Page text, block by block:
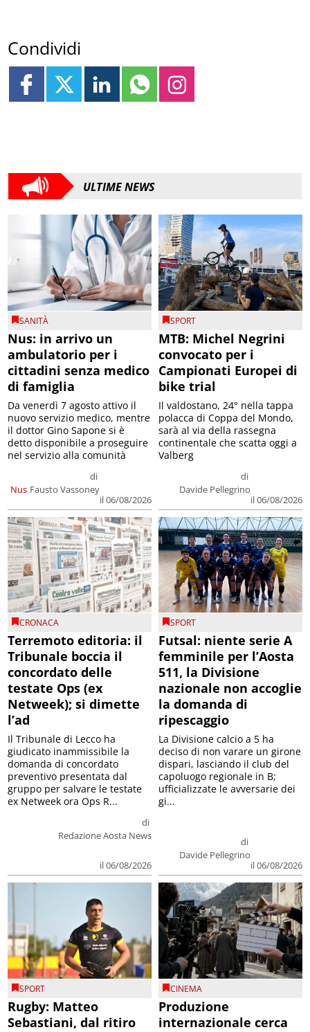
Condividi
ULTIME NEWS
SANITÀ
Nus: in arrivo un
ambulatorio per i
cittadini senza medico
di famiglia
Nus
di
Fausto Vassoney
il 06/08/2026
Da venerdì 7 agosto attivo il
nuovo servizio medico, mentre
il dottor Gino Sapone si è
detto disponibile a proseguire
nel servizio alla comunità
SPORT
MTB: Michel Negrini
convocato per i
Campionati Europei di
bike trial
di
Davide Pellegrino
il 06/08/2026
Il valdostano, 24° nella tappa
polacca di Coppa del Mondo,
sarà al via della rassegna
continentale che scatta oggi a
Valberg
CRONACA
Terremoto editoria: il
Tribunale boccia il
concordato delle
testate Ops (ex
Netweek); si dimette
l’ad
di
Redazione Aosta News
il 06/08/2026
Il Tribunale di Lecco ha
giudicato inammissibile la
domanda di concordato
preventivo presentata dal
gruppo per salvare le testate
ex Netweek ora Ops R...
SPORT
Futsal: niente serie A
femminile per l’Aosta
511, la Divisione
nazionale non accoglie
la domanda di
ripescaggio
di
Davide Pellegrino
il 06/08/2026
La Divisione calcio a 5 ha
deciso di non varare un girone
dispari, lasciando il club del
capoluogo regionale in B;
ufficializzate le avversarie dei
gi...
SPORT
Rugby: Matteo
Sebastiani, dal ritiro
CINEMA
Produzione
internazionale cerca